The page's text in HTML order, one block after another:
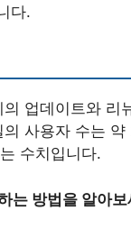
다.
업데이트와
사용자 수는
수치입니다.
는 방법을 알아보